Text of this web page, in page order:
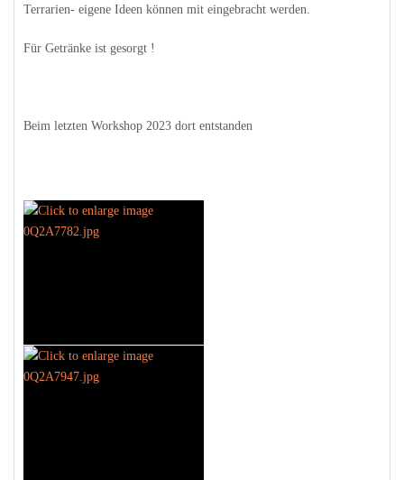
Terrarien- eigene Ideen können mit eingebracht werden.
Für Getränke ist gesorgt !
Beim letzten Workshop 2023 dort entstanden